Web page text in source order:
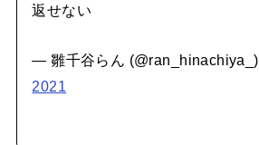
返せない
— 雛千谷らん (@ran_hinachiya_)
2021